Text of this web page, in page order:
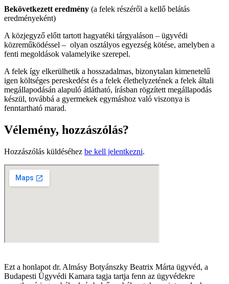
Bekövetkezett eredmény (a felek részéről a kellő belátás
eredményeként)
A közjegyző előtt tartott hagyatéki tárgyaláson – ügyvédi
közreműködéssel – olyan osztályos egyezség kötése, amelyben a
fenti megoldások valamelyike szerepel.
A felek így elkerülhetik a hosszadalmas, bizonytalan kimenetelű
igen költséges pereskedést és a felek élethelyzetének a felek általi
megállapodásán alapuló átlátható, írásban rögzített megállapodás
készül, továbbá a gyermekek egymáshoz való viszonya is
fenntartható marad.
Vélemény, hozzászólás?
Hozzászólás küldéséhez be kell jelentkezni.
Ezt a honlapot dr. Almásy Botyánszky Beatrix Márta ügyvéd, a
Budapesti Ügyvédi Kamara tagja tartja fenn az ügyvédekre